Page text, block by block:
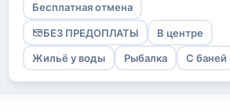
Бесплатная отмена
БЕЗ ПРЕДОПЛАТЫ В центре
Жильё у воды Рыбалка С баней